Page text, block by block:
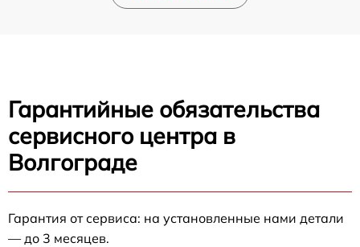
Гарантийные обязательства
сервисного центра в
Волгограде
Гарантия от сервиса: на установленные нами детали
— до 3 месяцев.